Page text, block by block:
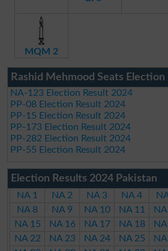
MQM 2
Rashid Mehmood Seats Election
NA-123 Election Result 2024
PP-08 Election Result 2024
PP-15 Election Result 2024
PP-173 Election Result 2024
PP-282 Election Result 2024
PP-55 Election Result 2024
Election Results 2024 Pakistan
NA 1 NA 2 NA 3 NA 4
NA 8
NA 9 NA 10 NA 11
NA 15
NA 16 NA 17 NA 18
NA 22
NA 23 NA 24 NA 25